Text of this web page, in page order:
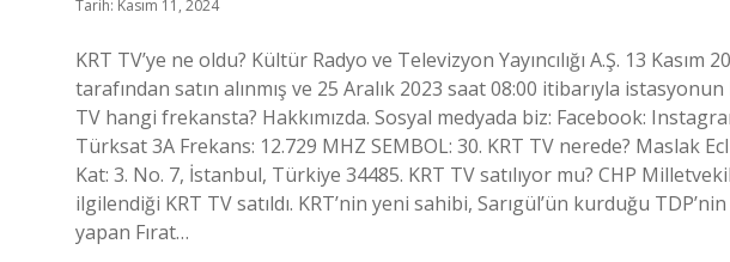
Tarih: Kasım 11, 2024
KRT TV’ye ne oldu? Kültür Radyo ve Televizyon Yayıncılığı A.Ş. 13 Kasım
tarafından satın alınmış ve 25 Aralık 2023 saat 08:00 itibarıyla
TV hangi frekansta? Hakkımızda. Sosyal medyada biz: Facebook:
Türksat 3A Frekans: 12.729 MHZ SEMBOL: 30. KRT TV nerede? Maslak
Kat: 3. No. 7, İstanbul, Türkiye 34485. KRT TV satılıyor mu? CHP
ilgilendiği KRT TV satıldı. KRT’nin yeni sahibi, Sarıgül’ün kurduğu
yapan Fırat…